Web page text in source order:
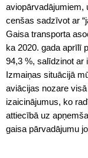
aviopārvadājumiem,
cenšas sadzīvot ar
Gaisa transporta
ka 2020. gada aprīlī
94,3 %, salīdzinot ar
Izmaiņas situācijā
aviācijas nozare
izaicinājumus, ko
attiecībā uz
gaisa pārvadājumu